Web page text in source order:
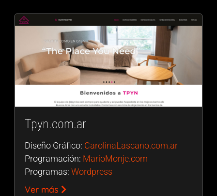
Tpyn.com.ar
Diseño Gráfico: CarolinaLascano.com.ar
Programación: MarioMonje.com
Programas: Wordpress
Ver más